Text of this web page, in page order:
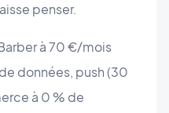
penser.
à 70 €/mois
données, push (30
à 0 % de